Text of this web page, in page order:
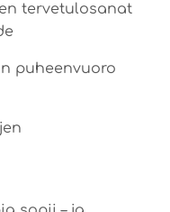
tervetulosanat
puheenvuoro